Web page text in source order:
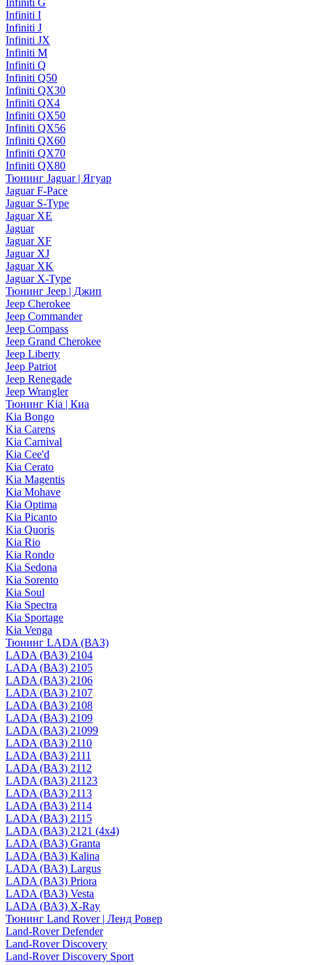
Infiniti G
Infiniti I
Infiniti J
Infiniti JX
Infiniti M
Infiniti Q
Infiniti Q50
Infiniti QX30
Infiniti QX4
Infiniti QX50
Infiniti QX56
Infiniti QX60
Infiniti QX70
Infiniti QX80
Тюнинг Jaguar | Ягуар
Jaguar F-Pace
Jaguar S-Type
Jaguar XE
Jaguar
Jaguar XF
Jaguar XJ
Jaguar XK
Jaguar X-Type
Тюнинг Jeep | Джип
Jeep Cherokee
Jeep Commander
Jeep Compass
Jeep Grand Cherokee
Jeep Liberty
Jeep Patriot
Jeep Renegade
Jeep Wrangler
Тюнинг Kia | Киа
Kia Bongo
Kia Carens
Kia Carnival
Kia Cee'd
Kia Cerato
Kia Magentis
Kia Mohave
Kia Optima
Kia Picanto
Kia Quoris
Kia Rio
Kia Rondo
Kia Sedona
Kia Sorento
Kia Soul
Kia Spectra
Kia Sportage
Kia Venga
Тюнинг LADA (ВАЗ)
LADA (ВАЗ) 2104
LADA (ВАЗ) 2105
LADA (ВАЗ) 2106
LADA (ВАЗ) 2107
LADA (ВАЗ) 2108
LADA (ВАЗ) 2109
LADA (ВАЗ) 21099
LADA (ВАЗ) 2110
LADA (ВАЗ) 2111
LADA (ВАЗ) 2112
LADA (ВАЗ) 21123
LADA (ВАЗ) 2113
LADA (ВАЗ) 2114
LADA (ВАЗ) 2115
LADA (ВАЗ) 2121 (4x4)
LADA (ВАЗ) Granta
LADA (ВАЗ) Kalina
LADA (ВАЗ) Largus
LADA (ВАЗ) Priora
LADA (ВАЗ) Vesta
LADA (ВАЗ) X-Ray
Тюнинг Land Rover | Ленд Ровер
Land-Rover Defender
Land-Rover Discovery
Land-Rover Discovery Sport